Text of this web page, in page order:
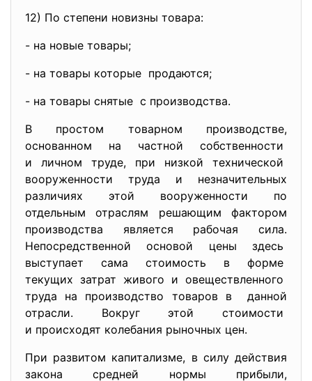
12) По степени новизны товара:
- на новые товары;
- на товары которые продаются;
- на товары снятые с производства.
В простом товарном производстве,
основанном на частной собственности
и личном труде, при низкой технической
вооруженности труда и незначительных
различиях этой вооруженности по
отдельным отраслям решающим фактором
производства является рабочая сила.
Непосредственной основой цены здесь
выступает сама стоимость в форме
текущих затрат живого и овеществленного
труда на производство товаров в данной
отрасли. Вокруг этой стоимости
и происходят колебания рыночных цен.
При развитом капитализме, в силу действия
закона средней нормы прибыли,